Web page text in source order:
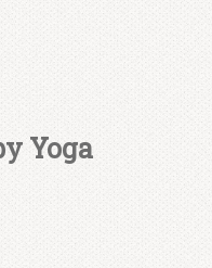
Yoga